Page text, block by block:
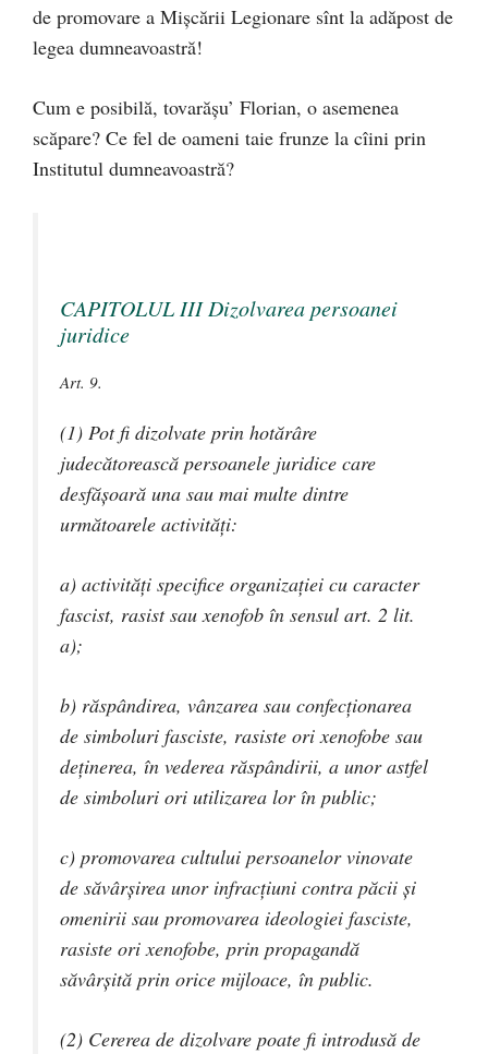
de promovare a Mișcării Legionare sînt la adăpost de
legea dumneavoastră!
Cum e posibilă, tovarășu’ Florian, o asemenea
scăpare? Ce fel de oameni taie frunze la cîini prin
Institutul dumneavoastră?
CAPITOLUL III Dizolvarea persoanei
juridice
Art. 9.
(1) Pot fi dizolvate prin hotărâre
judecătorească persoanele juridice care
desfăşoară una sau mai multe dintre
următoarele activităţi:
a) activităţi specifice organizaţiei cu caracter
fascist, rasist sau xenofob în sensul art. 2 lit.
a);
b) răspândirea, vânzarea sau confecţionarea
de simboluri fasciste, rasiste ori xenofobe sau
deţinerea, în vederea răspândirii, a unor astfel
de simboluri ori utilizarea lor în public;
c) promovarea cultului persoanelor vinovate
de săvârşirea unor infracţiuni contra păcii şi
omenirii sau promovarea ideologiei fasciste,
rasiste ori xenofobe, prin propagandă
săvârşită prin orice mijloace, în public.
(2) Cererea de dizolvare poate fi introdusă de